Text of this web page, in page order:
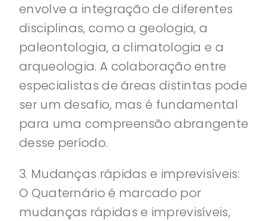
envolve a integração de diferentes
disciplinas, como a geologia, a
paleontologia, a climatologia e a
arqueologia. A colaboração entre
especialistas de áreas distintas pode
ser um desafio, mas é fundamental
para uma compreensão abrangente
desse período.
3. Mudanças rápidas e imprevisíveis:
O Quaternário é marcado por
mudanças rápidas e imprevisíveis,